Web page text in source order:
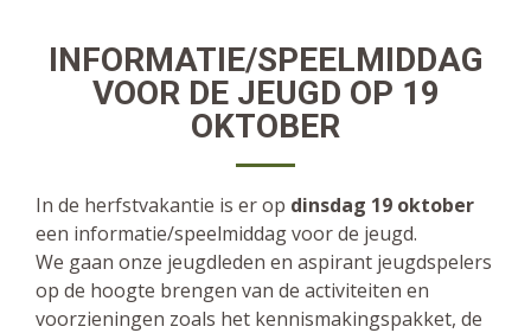
INFORMATIE/SPEELMIDDAG
VOOR DE JEUGD OP 19
OKTOBER
In de herfstvakantie is er op dinsdag 19 oktober
een informatie/speelmiddag voor de jeugd.
We gaan onze jeugdleden en aspirant jeugdspelers
op de hoogte brengen van de activiteiten en
voorzieningen zoals het kennismakingspakket, de